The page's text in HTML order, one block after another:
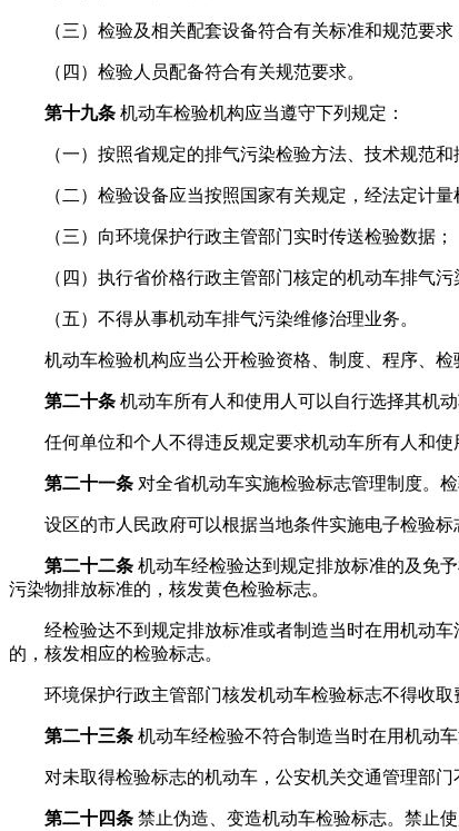
（三）检验及相关配套设备符合有关标准和规范要求
（四）检验人员配备符合有关规范要求。
第十九条 机动车检验机构应当遵守下列规定：
（一）按照省规定的排气污染检验方法、技术规范和
（二）检验设备应当按照国家有关规定，经法定计量
（三）向环境保护行政主管部门实时传送检验数据；
（四）执行省价格行政主管部门核定的机动车排气污
（五）不得从事机动车排气污染维修治理业务。
机动车检验机构应当公开检验资格、制度、程序、检
第二十条 机动车所有人和使用人可以自行选择其机
任何单位和个人不得违反规定要求机动车所有人和使
第二十一条 对全省机动车实施检验标志管理制度。
设区的市人民政府可以根据当地条件实施电子检验标
第二十二条 机动车经检验达到规定排放标准的及免
污染物排放标准的，核发黄色检验标志。
经检验达不到规定排放标准或者制造当时在用机动车
的，核发相应的检验标志。
环境保护行政主管部门核发机动车检验标志不得收取
第二十三条 机动车经检验不符合制造当时在用机动
对未取得检验标志的机动车，公安机关交通管理部门
第二十四条 禁止伪造、变造机动车检验标志。禁止